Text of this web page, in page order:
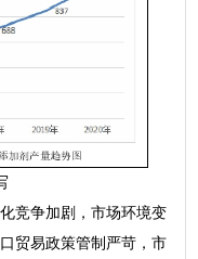
竞争加剧，市场环境变
贸易政策管制严苛，市